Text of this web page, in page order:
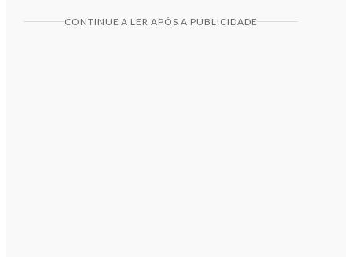
CONTINUE A LER APÓS A PUBLICIDADE